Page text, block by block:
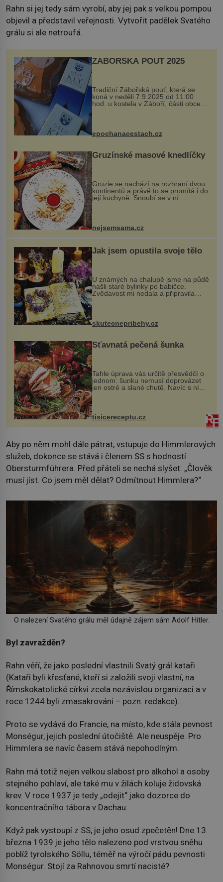
Rahn si jej tedy sám vyrobí, aby jej pak s velkou pompou
objevil a představil veřejnosti. Vytvořit padělek Svatého
grálu si ale netroufá.
ZÁBOŘSKÁ POUŤ 2025
Tradiční Zábořská pouť, která se
koná v neděli 7.9.2025 od 11:00
hod. u kostela v Záboří, části obce
Kly u Mělníka. V programu naleznete
komentovanou prohlídku kostela,
epochanacestach.cz
Gruzínské masové knedlíčky
Gruzie se nachází na rozhraní dvou
kontinentů a právě to se promítá i do
její kuchyně. Snoubí se v ní
evropské a asijské chutě a díky tomu
pokrmy, které rozhodně st...
nejsemsama.cz
Jak jsem opustila svoje tělo
U známých na chalupě jsme na půdě
našli staré bylinky po babičce.
Zvědavost mi nedala a připravila
jsem si z nich lektvar… Zimní pobyt
na chalupě se pro mě vlastní vinou
změnil v děsivý zážitek, na kt...
skutecnepribehy.cz
Šťavnatá pečená šunka
Tahle úprava vás určitě přesvědčí o
jednom: šunku nemusí doprovázet
jen ostré a slané chutě. Navíc s ní
nakrmíte poměrně hodně hladových
krků. Ingredience sádlo 3 kg šunky
vcelku 3 stroužky česneku hl...
tisicereceptu.cz
Aby po něm mohl dále pátrat, vstupuje do Himmlerových
služeb, dokonce se stává i členem SS s hodností
Obersturmführera. Před přáteli se nechá slyšet: „Člověk
musí jíst. Co jsem měl dělat? Odmítnout Himmlera?“
O nalezení Svatého grálu měl údajně zájem sám Adolf Hitler.
Byl zavražděn?
Rahn věří, že jako poslední vlastnili Svatý grál kataři
(Kataři byli křesťané, kteří si založili svoji vlastní, na
Římskokatolické církvi zcela nezávislou organizaci a v
roce 1244 byli zmasakrováni – pozn. redakce).
Proto se vydává do Francie, na místo, kde stála pevnost
Monségur, jejich poslední útočiště. Ale neuspěje. Pro
Himmlera se navíc časem stává nepohodlným.
Rahn má totiž nejen velkou slabost pro alkohol a osoby
stejného pohlaví, ale také mu v žilách koluje židovská
krev. V roce 1937 je tedy „odejit“ jako dozorce do
koncentračního tábora v Dachau.
Když pak vystoupí z SS, je jeho osud zpečetěn! Dne 13.
března 1939 je jeho tělo nalezeno pod vrstvou sněhu
poblíž tyrolského Söllu, téměř na výročí pádu pevnosti
Monségur. Stojí za Rahnovou smrtí nacisté?